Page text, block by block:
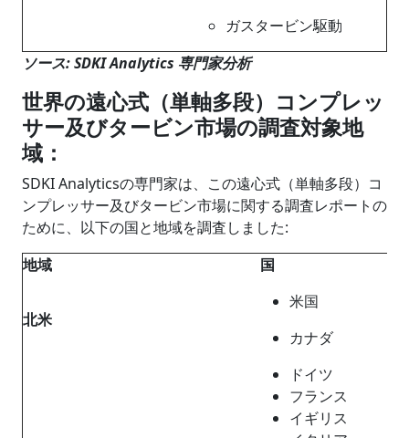
ガスタービン駆動
ソース: SDKI Analytics 専門家分析
世界の遠心式（単軸多段）コンプレッ
サー及びタービン市場の調査対象地
域：
SDKI Analyticsの専門家は、この遠心式（単軸多段）コ
ンプレッサー及びタービン市場に関する調査レポートの
ために、以下の国と地域を調査しました:
地域
国
北米
米国
カナダ
ドイツ
フランス
イギリス